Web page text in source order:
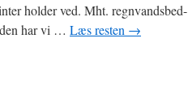
holder ved. Mht. regnvandsbed-
har vi … Læs resten →